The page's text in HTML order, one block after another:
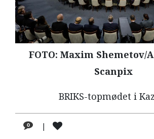
NAVNE
HISTORIE
TEORI
FOTO: Maxim Shemetov/
Scanpix
BRIKS-topmødet i
0 |